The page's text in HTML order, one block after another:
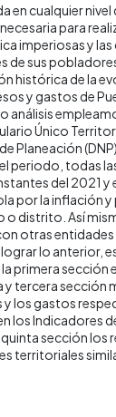
en cualquier
para
imperiosas y las
de sus
histórica de la
y gastos de
análisis
Único
Planeación
periodo, todas
del 2021 y
por la inflación
o distrito. Así
otras
lo anterior,
primera sección
tercera sección
los gastos
los Indicadores
quinta sección los
territoriales